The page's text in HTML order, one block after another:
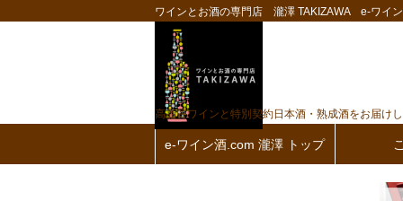
ワインとお酒の専門店 瀧澤 TAKIZAWA e-ワイ
高品質ワインと特別契約日本酒・熟成酒をお届け
e-ワイン酒.com 瀧澤 トップ